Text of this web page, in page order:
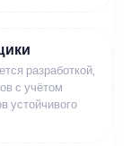
разработкой,
с учётом
устойчивого